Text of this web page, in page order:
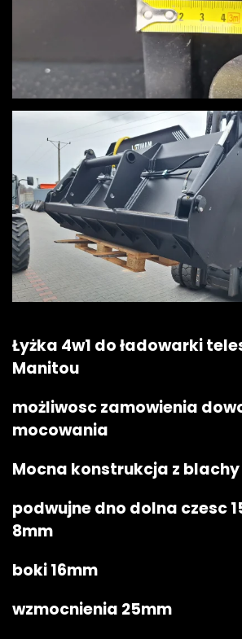
View
Łyżka 4w1 do ładowarki
Manitou
możliwosc zamowienia
mocowania
Mocna konstrukcja z
podwujne dno dolna czesc
8mm
boki 16mm
wzmocnienia 25mm